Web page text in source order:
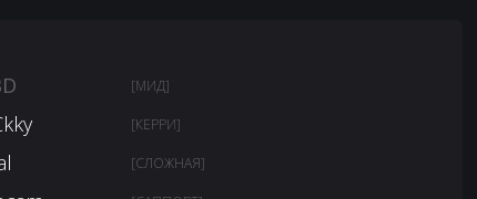
[МИД]
[КЕРРИ]
[СЛОЖНАЯ]